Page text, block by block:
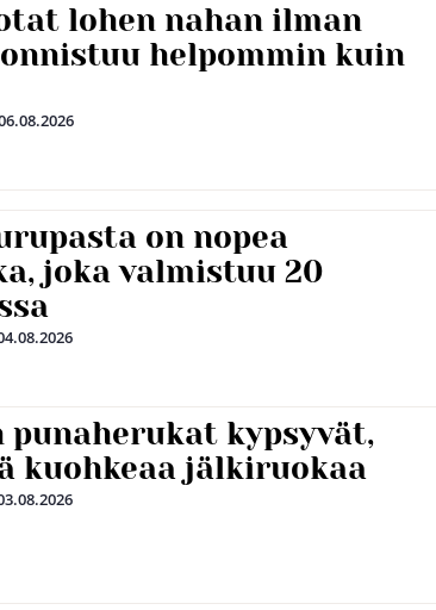
lohen nahan ilman
helpommin kuin
on nopea
joka valmistuu 20
punaherukat kypsyvät,
kuohkeaa jälkiruokaa